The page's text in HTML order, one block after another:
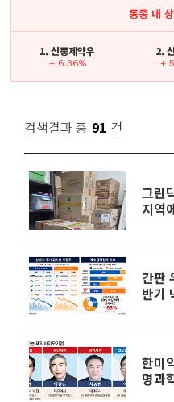
동종 내
1. 신풍제약우
+ 6.36%
2.
+
검색결과 총 91 건
그린
지역
간판
반기
한미
명과